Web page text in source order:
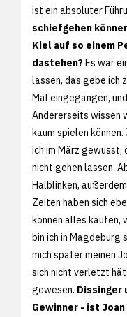
ist ein absoluter
schiefgehen
Kiel auf so einem
dastehen?Es war
lassen, das gebe ich
Mal eingegangen,
Andererseits wissen
kaum spielen
ich im März gewusst,
nicht gehen lassen.
Halblinken,
Zeiten haben sich
können alles kaufen,
bin ich in Magdeburg
mich später meinen
sich nicht verletzt
gewesen. Dissinger
Gewinner - ist